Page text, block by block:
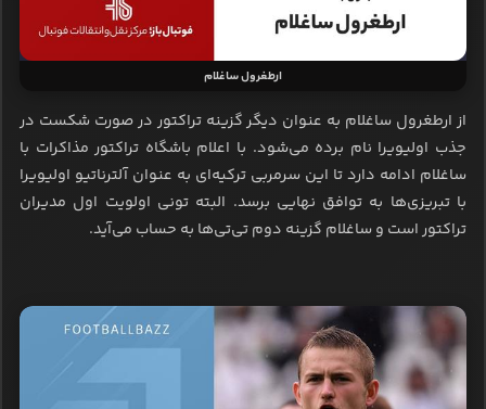
ارطغرول ساغلام
از ارطغرول ساغلام به عنوان دیگر گزینه تراکتور در صورت شکست در
جذب اولیویرا نام برده می‌شود. با اعلام باشگاه تراکتور مذاکرات با
ساغلام ادامه دارد تا این سرمربی ترکیه‌ای به عنوان آلترناتیو اولیویرا
با تبریزی‌ها به توافق نهایی برسد. البته تونی اولویت اول مدیران
تراکتور است و ساغلام گزینه دوم تی‌تی‌ها به حساب می‌آید.